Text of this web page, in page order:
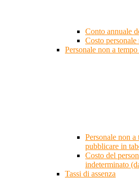
Conto annuale
Costo
Personale non a
Personale non
pubblicare in
Costo del
indeterminato
Tassi di assenza